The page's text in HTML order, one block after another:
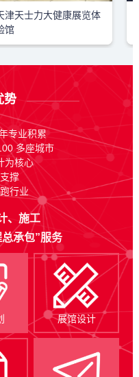
津天士力大健康展览体
馆
势
专业积累
多座城市
为核心
撑
行业
、施工
承包”服务
展馆设计